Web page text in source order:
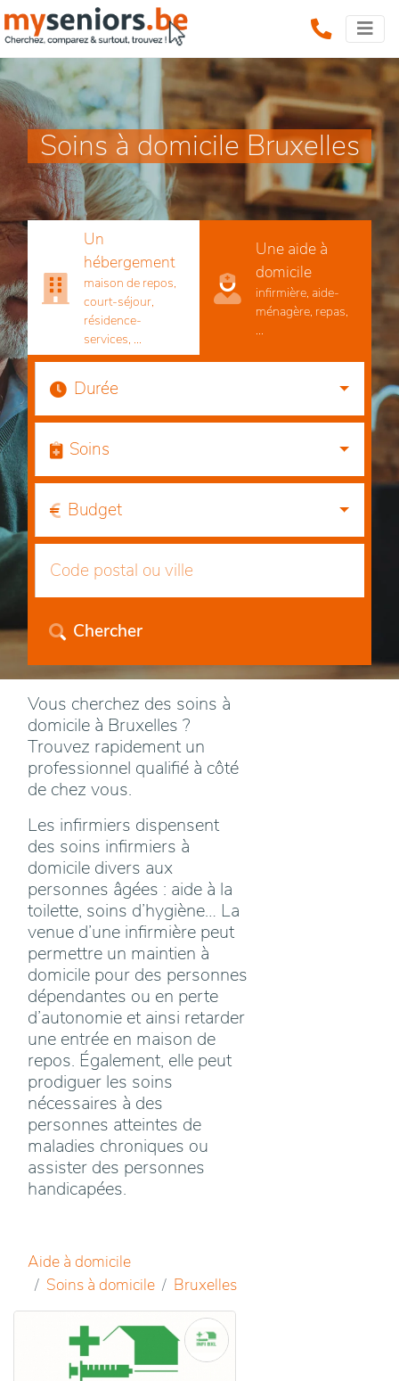
Soins à domicile Bruxelles
Un
hébergement
maison de repos,
court-séjour,
résidence-
services, ...
Une aide à
domicile
infirmière, aide-
ménagère, repas,
...
Durée
Soins
Budget
Chercher
Vous cherchez des soins à
domicile à Bruxelles ?
Trouvez rapidement un
professionnel qualifié à côté
de chez vous.
Les infirmiers dispensent
des soins infirmiers à
domicile divers aux
personnes âgées : aide à la
toilette, soins d’hygiène… La
venue d’une infirmière peut
permettre un maintien à
domicile pour des personnes
dépendantes ou en perte
d’autonomie et ainsi retarder
une entrée en maison de
repos. Également, elle peut
prodiguer les soins
nécessaires à des
personnes atteintes de
maladies chroniques ou
assister des personnes
handicapées.
Aide à domicile
Soins à domicile
Bruxelles